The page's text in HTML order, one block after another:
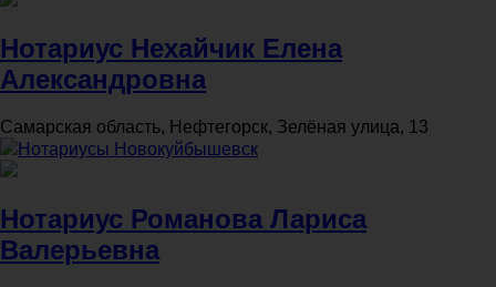
Нотариус Нехайчик Елена
Александровна
Самарская область, Нефтегорск, Зелёная улица, 13
Нотариусы Новокуйбышевск
Нотариус Романова Лариса
Валерьевна